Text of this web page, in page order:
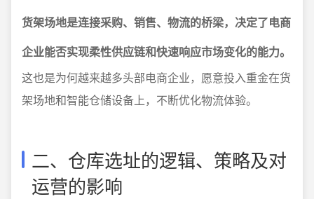
货架场地是连接采购、销售、物流的桥梁，决定了电商
企业能否实现柔性供应链和快速响应市场变化的能力。
这也是为何越来越多头部电商企业，愿意投入重金在货
架场地和智能仓储设备上，不断优化物流体验。
二、仓库选址的逻辑、策略及对
运营的影响